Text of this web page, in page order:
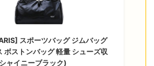
スポーツバッグ ジムバッグ
ボストンバッグ 軽量 シューズ収
ャイニーブラック)